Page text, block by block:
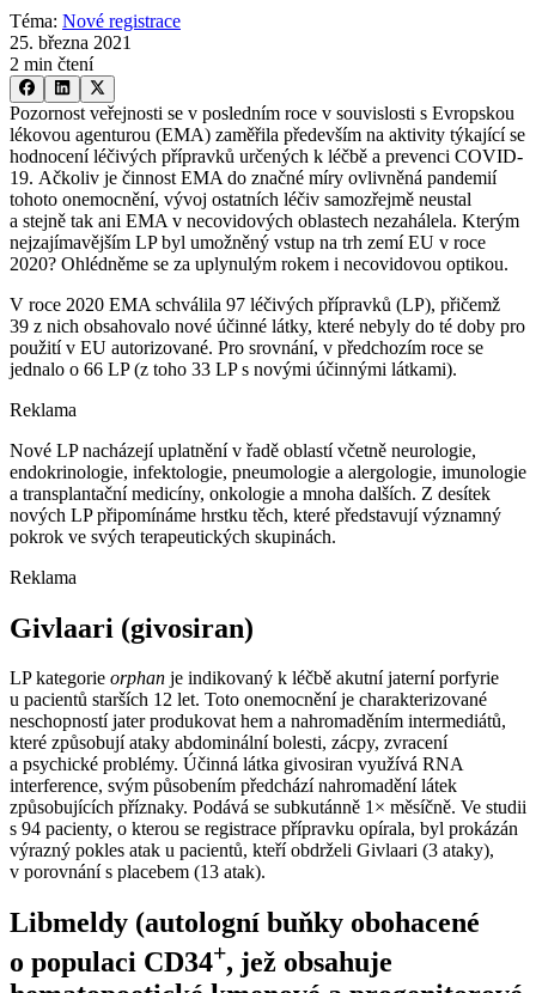
Téma: Nové registrace
25. března 2021
2 min čtení
Pozornost veřejnosti se v posledním roce v souvislosti s Evropskou
lékovou agenturou (EMA) zaměřila především na aktivity týkající se
hodnocení léčivých přípravků určených k léčbě a prevenci COVID-
19. Ačkoliv je činnost EMA do značné míry ovlivněná pandemií
tohoto onemocnění, vývoj ostatních léčiv samozřejmě neustal
a stejně tak ani EMA v necovidových oblastech nezahálela. Kterým
nejzajímavějším LP byl umožněný vstup na trh zemí EU v roce
2020? Ohlédněme se za uplynulým rokem i necovidovou optikou.
V roce 2020 EMA schválila 97 léčivých přípravků (LP), přičemž
39 z nich obsahovalo nové účinné látky, které nebyly do té doby pro
použití v EU autorizované. Pro srovnání, v předchozím roce se
jednalo o 66 LP (z toho 33 LP s novými účinnými látkami).
Reklama
Nové LP nacházejí uplatnění v řadě oblastí včetně neurologie,
endokrinologie, infektologie, pneumologie a alergologie, imunologie
a transplantační medicíny, onkologie a mnoha dalších. Z desítek
nových LP připomínáme hrstku těch, které představují významný
pokrok ve svých terapeutických skupinách.
Reklama
Givlaari (givosiran)
LP kategorie orphan je indikovaný k léčbě akutní jaterní porfyrie
u pacientů starších 12 let. Toto onemocnění je charakterizované
neschopností jater produkovat hem a nahromaděním intermediátů,
které způsobují ataky abdominální bolesti, zácpy, zvracení
a psychické problémy. Účinná látka givosiran využívá RNA
interference, svým působením předchází nahromadění látek
způsobujících příznaky. Podává se subkutánně 1× měsíčně. Ve studii
s 94 pacienty, o kterou se registrace přípravku opírala, byl prokázán
výrazný pokles atak u pacientů, kteří obdrželi Givlaari (3 ataky),
v porovnání s placebem (13 atak).
Libmeldy (autologní buňky obohacené
o populaci CD34+, jež obsahuje